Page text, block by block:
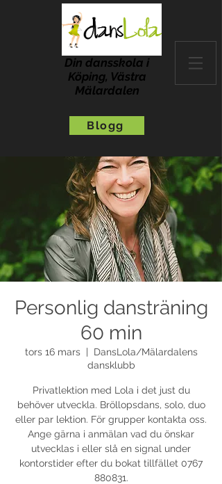
Din dansskola i
Köping, Västra
Mälardalen
Blogg
Personlig dansträning
60 min
tors 16 mars
  |
DansLola/Mälardalens
dansklubb
Privatlektion med Lola i det just du
behöver utveckla. Bröllopsdans, solo, duo
eller par lektion. För grupper kontakta oss.
Ange gärna i anmälan vad du önskar
utvecklas i eller slå en signal under
kontorstider efter du bokat tillfället 0767
880831.